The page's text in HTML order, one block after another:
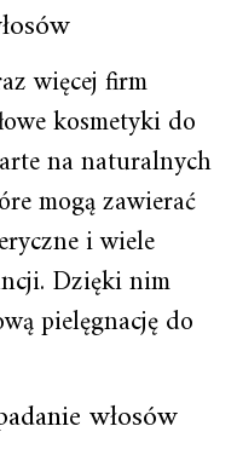
więcej firm
kosmetyki do
na naturalnych
mogą zawierać
i wiele
Dzięki nim
pielęgnację do
włosów